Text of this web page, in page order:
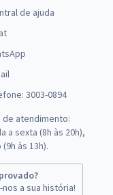
de ajuda
3003-0894
de atendimento:
a sexta (8h às 20h),
às 13h).
nos a sua história!